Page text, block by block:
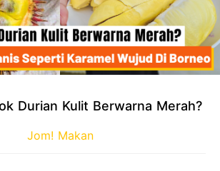
Durian Kulit Berwarna Merah?
Jom! Makan